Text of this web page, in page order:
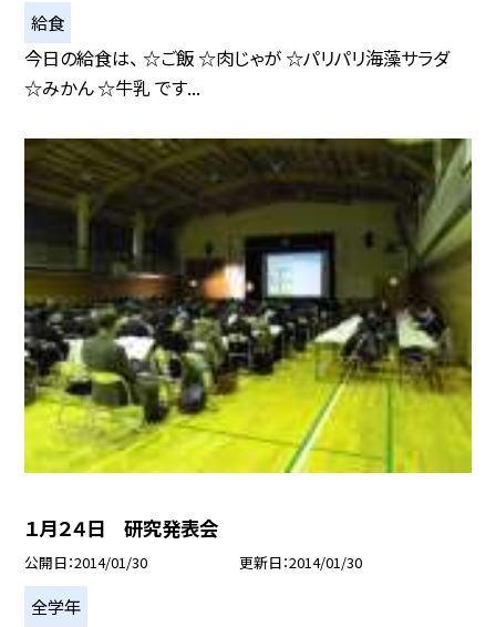
給食
今日の給食は、 ☆ご飯 ☆肉じゃが ☆パリパリ海藻サラダ
☆みかん ☆牛乳 です...
１月２４日 研究発表会
公開日 2014/01/30 更新日 2014/01/30
全学年